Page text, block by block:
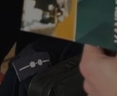
Niesklasyfikowane
takich jak logowanie
ze strony internetowej.